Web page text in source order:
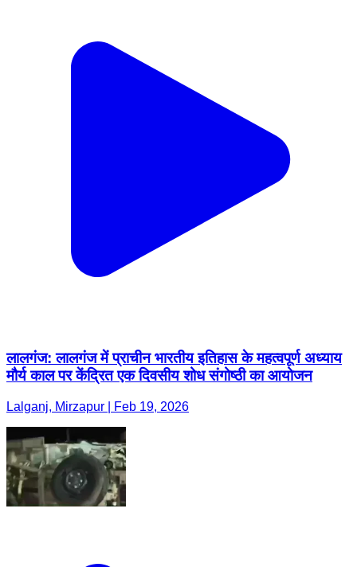
लालगंज: लालगंज में प्राचीन भारतीय इतिहास के महत्वपूर्ण अध्याय
मौर्य काल पर केंद्रित एक दिवसीय शोध संगोष्ठी का आयोजन
Lalganj, Mirzapur | Feb 19, 2026